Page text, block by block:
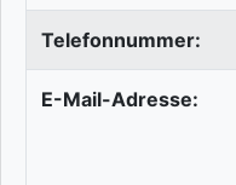
Telefonnummer:
E-Mail-Adresse: